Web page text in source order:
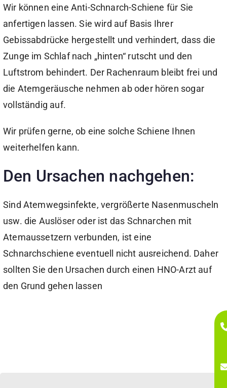
Wir können eine Anti-Schnarch-Schiene für Sie
anfertigen lassen. Sie wird auf Basis Ihrer
Gebissabdrücke hergestellt und verhindert, dass die
Zunge im Schlaf nach „hinten“ rutscht und den
Luftstrom behindert. Der Rachenraum bleibt frei und
die Atemgeräusche nehmen ab oder hören sogar
vollständig auf.
Wir prüfen gerne, ob eine solche Schiene Ihnen
weiterhelfen kann.
Den Ursachen nachgehen:
Sind Atemwegsinfekte, vergrößerte Nasenmuscheln
usw. die Auslöser oder ist das Schnarchen mit
Atemaussetzern verbunden, ist eine
Schnarchschiene eventuell nicht ausreichend. Daher
sollten Sie den Ursachen durch einen HNO-Arzt auf
den Grund gehen lassen